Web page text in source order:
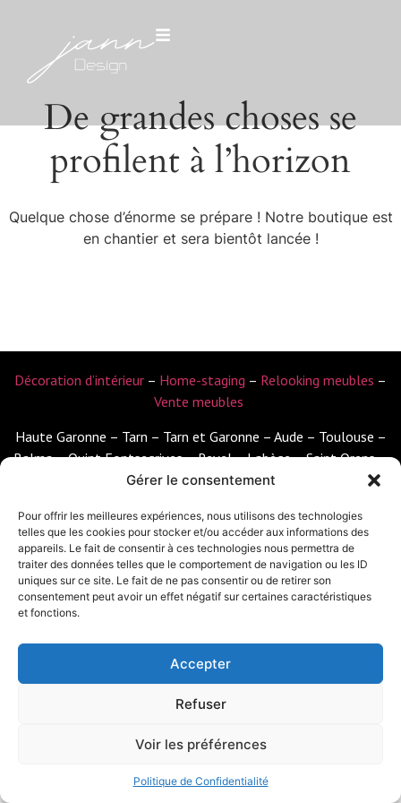
Gérer le consentement
Pour offrir les meilleures expériences, nous utilisons des technologies
telles que les cookies pour stocker et/ou accéder aux informations des
appareils. Le fait de consentir à ces technologies nous permettra de
traiter des données telles que le comportement de navigation ou les ID
uniques sur ce site. Le fait de ne pas consentir ou de retirer son
consentement peut avoir un effet négatif sur certaines caractéristiques
et fonctions.
Accepter
Refuser
Voir les préférences
Politique de Confidentialité
De grandes choses se
profilent à l’horizon
Quelque chose d’énorme se prépare ! Notre boutique est
en chantier et sera bientôt lancée !
Décoration d’intérieur – Home-staging – Relooking meubles –
Vente meubles
Haute Garonne – Tarn – Tarn et Garonne – Aude – Toulouse –
Balma – Quint Fontsegrives – Revel – Labège – Saint Orens –
Caraman – Lanta
Trouvez des meubles chinés et relookés ; Meubles de seconde
main modernisés ; une seconde vie pour vos meubles.
CONDITIONS GÉNÉRALES D’UTILISATION｜POLITIQUE DE
CONFIDENTIALITÉ
RÉALISÉ PAR DESIGNEA.FR